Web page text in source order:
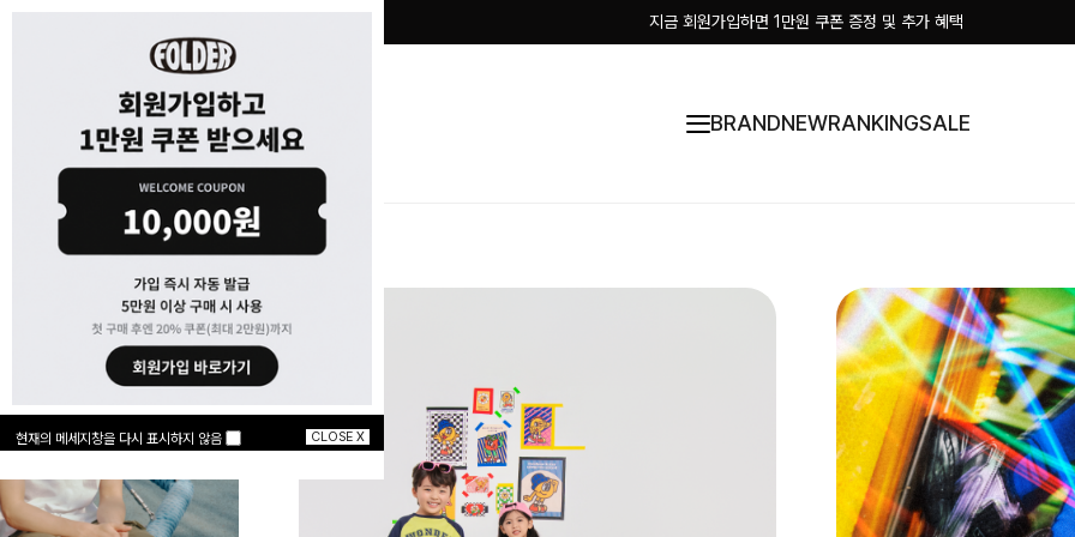
지금 회원가입하면 1만원 쿠폰 증정 및 추가 혜택
BRANDNEWRANKINGSALE
현재의 메세지창을 다시 표시하지 않음 CLOSE X